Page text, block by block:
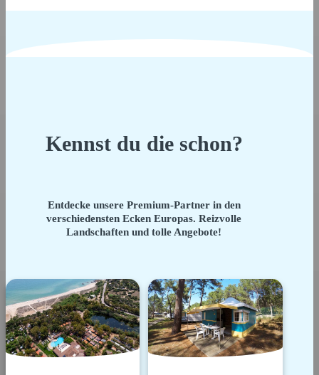
Kennst du die schon?
Entdecke unsere Premium-Partner in den
verschiedensten Ecken Europas. Reizvolle
Landschaften und tolle Angebote!